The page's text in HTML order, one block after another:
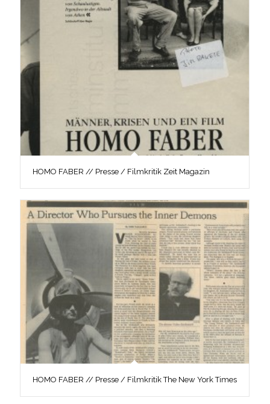
HOMO FABER // Presse / Filmkritik Zeit Magazin
HOMO FABER // Presse / Filmkritik The New York Times